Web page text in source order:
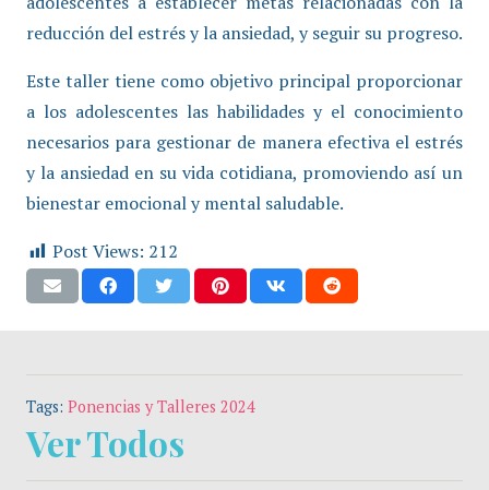
reducción del estrés y la ansiedad, y seguir su progreso.
Este taller tiene como objetivo principal proporcionar
a los adolescentes las habilidades y el conocimiento
necesarios para gestionar de manera efectiva el estrés
y la ansiedad en su vida cotidiana, promoviendo así un
bienestar emocional y mental saludable.
Post Views: 212
Tags: Ponencias y Talleres 2024
Ver Todos